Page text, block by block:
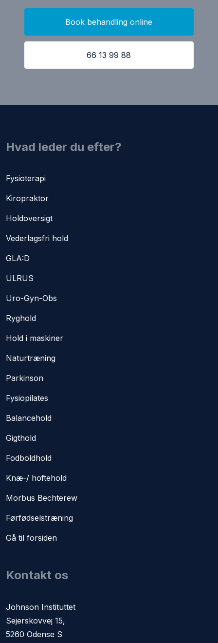
Book behandling online
66 13 99 88
​Hvad leder du efter?
Fysioterapi​
Kiropraktor​
Holdoversigt
Vederlagsfri hold
GLA:D
ULRUS
Uro-Gyn-Obs
Ryghold​
Hold i maskiner
Naturtræning
Parkinson​
Fysiopilates
Balancehold
Gigthold
Fodboldhold
Knæ-/ hoftehold
Morbus Bechterew
Førfødselstræning​
Gå til forsiden
Kontakt os
​Johnson Instituttet
Sejerskovvej 15,
5260 Odense S​